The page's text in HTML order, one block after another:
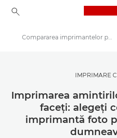
Inspiră-te | Sfaturi pentru fotografie şi imprimare şi ghiduri de achiziţie
Sfaturi şi tehnici de fotografie şi imprimare
Compararea imprimantelor portabile Canon
IMPRIMARE
Imprimarea
faceţi: alegeţi
imprimantă foto